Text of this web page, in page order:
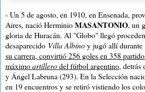
- Un 5 de agosto, en 1910, en Ensenada,
Aires, nació HerminioMASANTONIO, un
gloria de Huracán. Al "Globo" llegó
desaparecido Villa Albinoy jugó allí durante
su carrera, convirtió 256 goles en 358
máximoartillerodel fútbol argentino, detrás
y Ángel Labruna (293). En la Selección
en 19 encuentros y se retiró vistiendo los